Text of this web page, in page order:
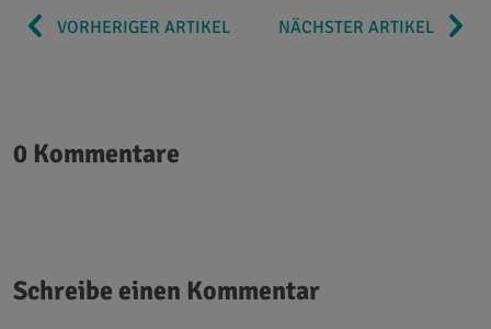
VORHERIGER ARTIKEL NÄCHSTER ARTIKEL
0 Kommentare
Schreibe einen Kommentar